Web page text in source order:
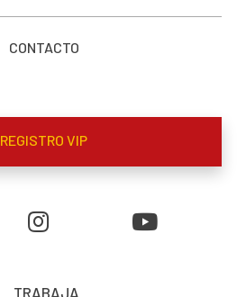
CONTACTO
REGISTRO VIP
TRABAJA